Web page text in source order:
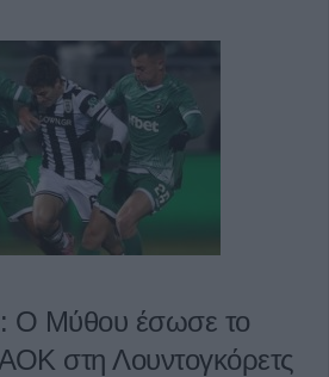
Ο Μύθου έσωσε το
στη Λουντογκόρετς